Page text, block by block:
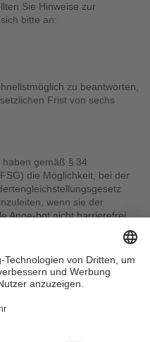
Sie Hinweise zur
bitte an:
zu beantworten,
Frist von sechs
gemäß § 34
die Möglichkeit, bei der
wenn sie der
Ange-bot nicht barrierefrei
Erklärung
auf Grundlage einer
WCAG 2.1